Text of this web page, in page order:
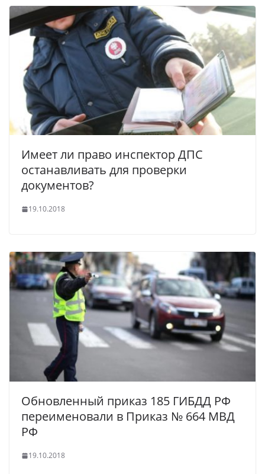
Имеет ли право инспектор ДПС
останавливать для проверки
документов?
19.10.2018
Обновленный приказ 185 ГИБДД РФ
переименовали в Приказ № 664 МВД
РФ
19.10.2018